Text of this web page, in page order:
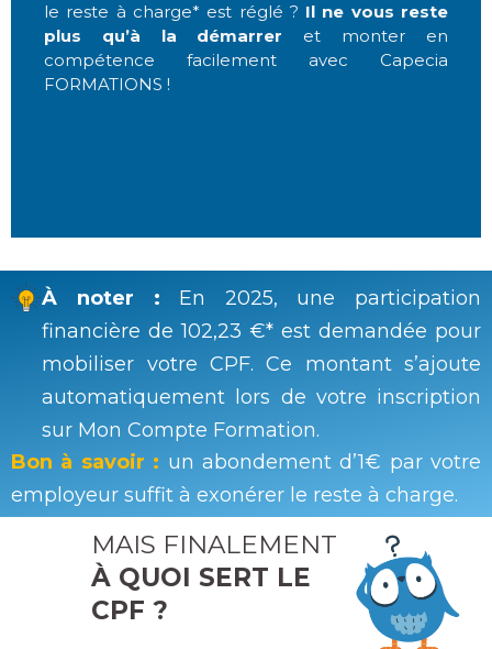
le reste à charge* est réglé ? Il ne vous reste
plus qu’à la démarrer et monter en
compétence facilement avec Capecia
FORMATIONS !
À noter : En 2025, une participation
financière de 102,23 €* est demandée pour
mobiliser votre CPF. Ce montant s’ajoute
automatiquement lors de votre inscription
sur Mon Compte Formation.
Bon à savoir : un abondement d’1€ par votre
employeur suffit à exonérer le reste à charge.
MAIS FINALEMENT
À QUOI SERT LE
CPF ?